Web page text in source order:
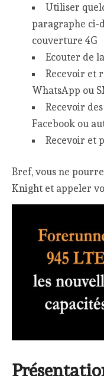
Utiliser
paragraphe ci-
couverture 4G
Ecouter de
Recevoir et
WhatsApp ou
Recevoir
Facebook ou
Recevoir et
Bref, vous ne
Knight et appeler